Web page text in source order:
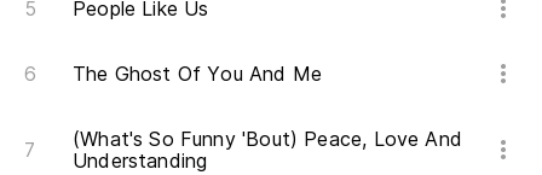
People Like Us
The Ghost Of You And Me
(What's So Funny 'Bout) Peace, Love And
Understanding